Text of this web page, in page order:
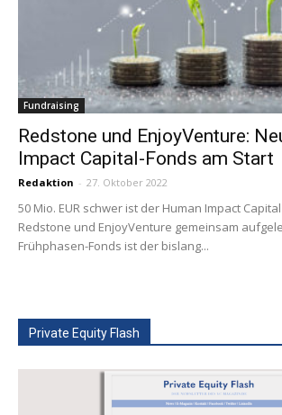
Fundraising
Redstone und EnjoyVenture:
Impact Capital-Fonds am Start
Redaktion - 27. Oktober 2022
50 Mio. EUR schwer ist der Human Impact Capital
Redstone und EnjoyVenture gemeinsam
Frühphasen-Fonds ist der bislang...
Private Equity Flash